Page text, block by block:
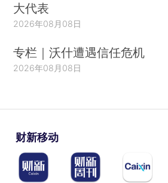
大代表
2026年08月08日
专栏｜沃什遭遇信任危机
2026年08月08日
财新移动